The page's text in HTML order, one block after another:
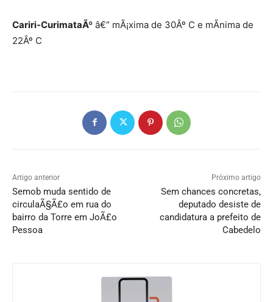
Cariri-CurimataÃº â€“ mÃ¡xima de 30Âº C e mÃ­nima de
22Âº C
Artigo anterior
Semob muda sentido de
circulaÃ§Ã£o em rua do
bairro da Torre em JoÃ£o
Pessoa
Próximo artigo
Sem chances concretas,
deputado desiste de
candidatura a prefeito de
Cabedelo